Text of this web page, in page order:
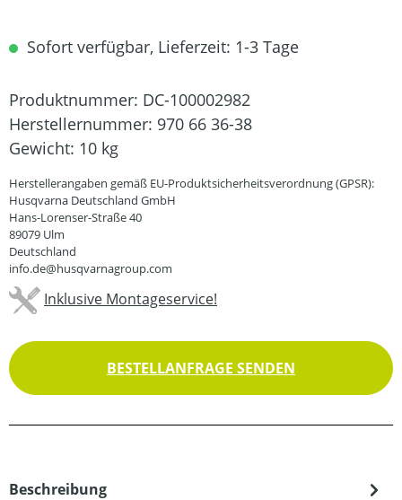
Sofort verfügbar, Lieferzeit: 1-3 Tage
Produktnummer: DC-100002982
Herstellernummer: 970 66 36-38
Gewicht: 10 kg
Herstellerangaben gemäß EU-Produktsicherheitsverordnung (GPSR):
Husqvarna Deutschland GmbH
Hans-Lorenser-Straße 40
89079 Ulm
Deutschland
info.de@husqvarnagroup.com
Inklusive Montageservice!
BESTELLANFRAGE SENDEN
Beschreibung